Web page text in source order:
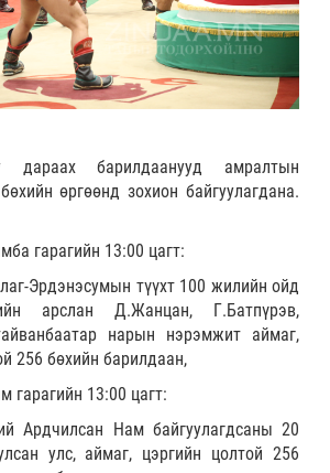
дараах барилдаанууд амралтын
өргөөнд зохион байгуулагдана.
гарагийн 13:00 цагт:
Эрдэнэсумын түүхт 100 жилийн ойд
арслан Д.Жанцан, Г.Батпүрэв,
нарын нэрэмжит аймаг,
256 бөхийн барилдаан,
гарагийн 13:00 цагт:
Ардчилсан Нам байгуулагдсаны 20
улс, аймаг, цэргийн цолтой 256